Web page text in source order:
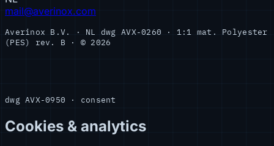
mail@averinox.com
Averinox B.V. · NL dwg AVX-0260 · 1:1 mat. Polyester
(PES)
rev. B · © 2026
dwg AVX-0950 · consent
Cookies & analytics